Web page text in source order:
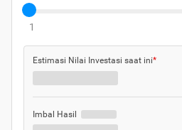
1
Estimasi Nilai Investasi saat ini*
Imbal Hasil